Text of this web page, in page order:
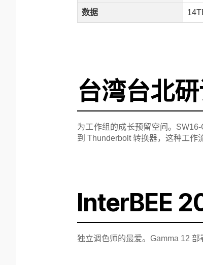
数据
台湾台北
为工作组的成长预留空间。
到 Thunderbolt 转换器，这种工作
InterBEE
独立调色师的最爱。Gamma 12